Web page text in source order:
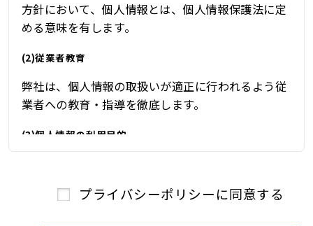
方針において、個人情報とは、個人情報保護法に定
める意味を有します。
(2)従業者教育
弊社は、個人情報の取扱いが適正に行われるよう従
業者への教育・指導を徹底します。
(3)個人情報の利用目的
で、適法かつ公正に利用し、その他の目的に利用す
プライバシーポリシーに同意する